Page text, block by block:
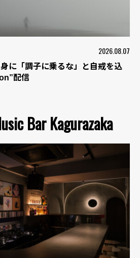
2026.08.07
に「調子に乗るな」と自戒を込
配信
Bar Kagurazaka